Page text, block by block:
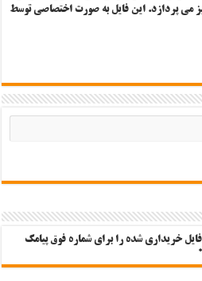
می پردازد. این فایل به صورت اختصاصی توسط
فایل خریداری شده را برای شماره فوق پیامک